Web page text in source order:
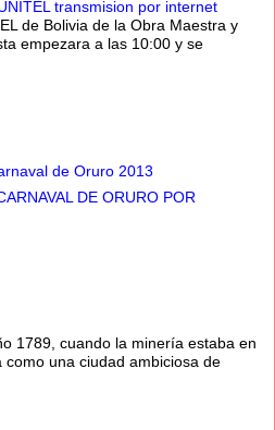
transmision por internet
de Bolivia de la Obra Maestra y
empezara a las 10:00 y se
de Oruro 2013
DE ORURO POR
1789, cuando la minería estaba en
una ciudad ambiciosa de